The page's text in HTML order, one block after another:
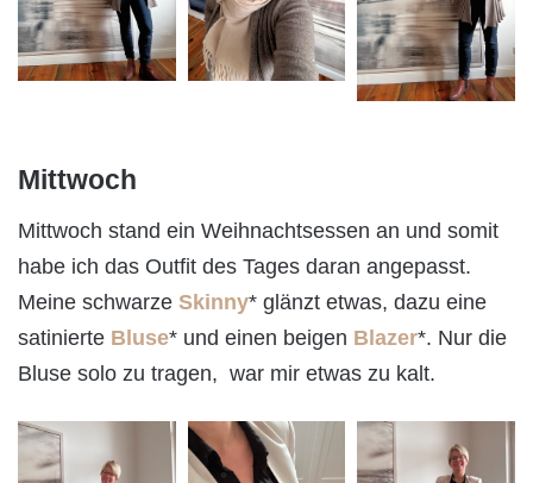
Mittwoch
Mittwoch stand ein Weihnachtsessen an und somit
habe ich das Outfit des Tages daran angepasst.
Meine schwarze Skinny* glänzt etwas, dazu eine
satinierte Bluse* und einen beigen Blazer*. Nur die
Bluse solo zu tragen, war mir etwas zu kalt.